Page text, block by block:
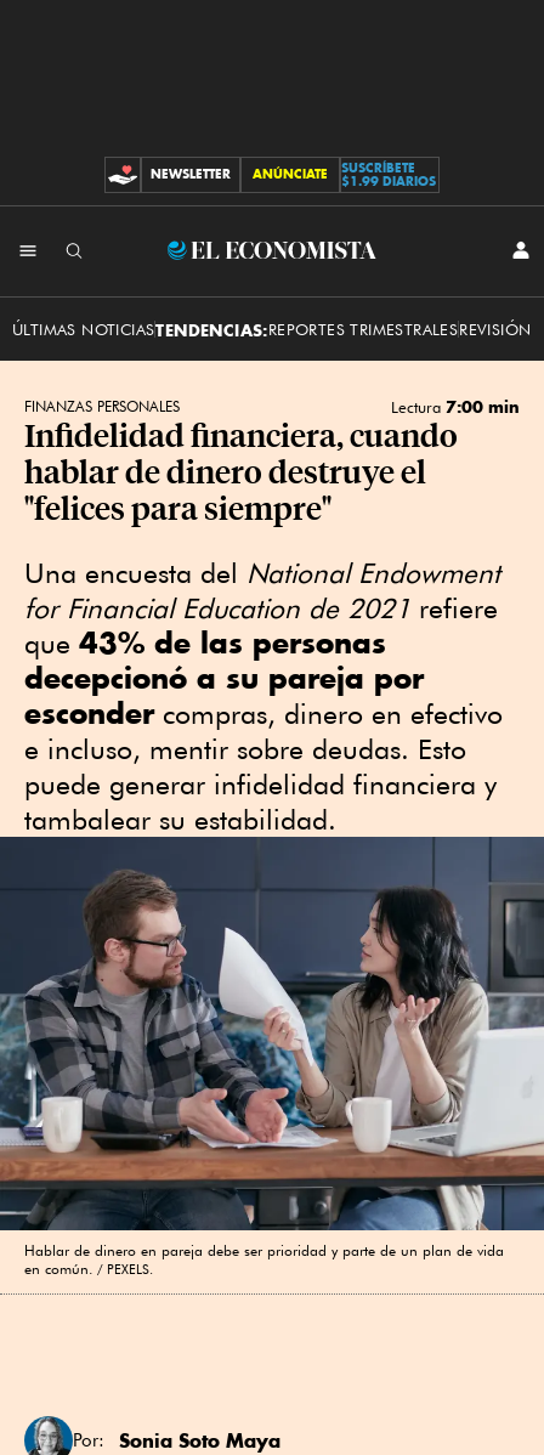
CONTRIBUCIONES
NEWSLETTER ANÚNCIATE
SUSCRÍBETE
$1.99 DIARIOS
El
ÚLTIMAS NOTICIASTENDENCIAS:REPORTES TRIMESTRALESREVISIÓN
FINANZAS PERSONALES Lectura 7:00 min
Infidelidad financiera, cuando
hablar de dinero destruye el
"felices para siempre"
Una encuesta del National Endowment
for Financial Education de 2021 refiere
que 43% de las personas
decepcionó a su pareja por
esconder compras, dinero en efectivo
e incluso, mentir sobre deudas. Esto
puede generar infidelidad financiera y
tambalear su estabilidad.
Hablar de dinero en pareja debe ser prioridad y parte de un plan de vida
en común.
PEXELS.
Por: Sonia Soto Maya